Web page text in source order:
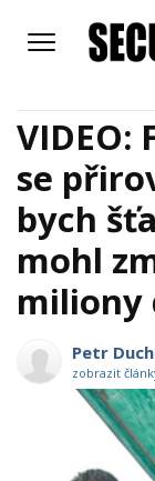
VIDEO:
se
bych
mohl
miliony
Petr
zobrazit